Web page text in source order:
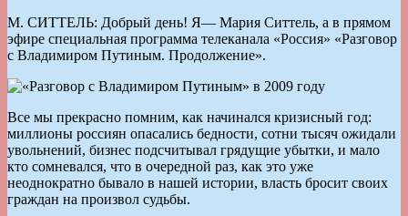
М. СИТТЕЛЬ: Добрый день! Я— Мария Ситтель, а в прямом
эфире специальная программа телеканала «Россия» «Разговор
с Владимиром Путиным. Продолжение».
Все мы прекрасно помним, как начинался кризисный год:
миллионы россиян опасались бедности, сотни тысяч ожидали
увольнений, бизнес подсчитывал грядущие убытки, и мало
кто сомневался, что в очередной раз, как это уже
неоднократно бывало в нашей истории, власть бросит своих
граждан на произвол судьбы.